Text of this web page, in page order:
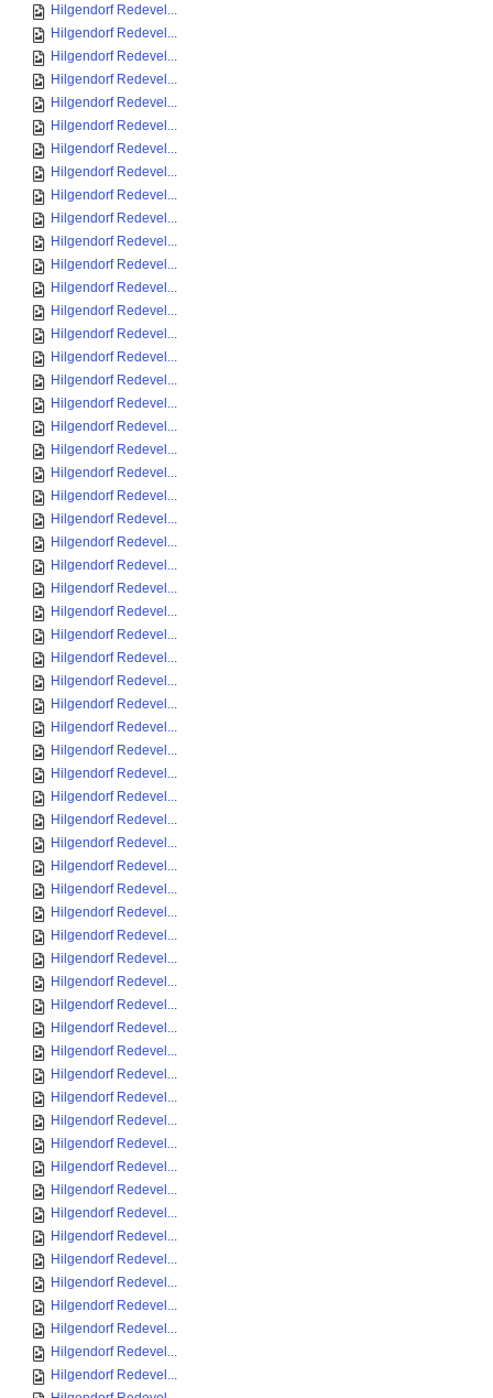
Hilgendorf Redevel...
Hilgendorf Redevel...
Hilgendorf Redevel...
Hilgendorf Redevel...
Hilgendorf Redevel...
Hilgendorf Redevel...
Hilgendorf Redevel...
Hilgendorf Redevel...
Hilgendorf Redevel...
Hilgendorf Redevel...
Hilgendorf Redevel...
Hilgendorf Redevel...
Hilgendorf Redevel...
Hilgendorf Redevel...
Hilgendorf Redevel...
Hilgendorf Redevel...
Hilgendorf Redevel...
Hilgendorf Redevel...
Hilgendorf Redevel...
Hilgendorf Redevel...
Hilgendorf Redevel...
Hilgendorf Redevel...
Hilgendorf Redevel...
Hilgendorf Redevel...
Hilgendorf Redevel...
Hilgendorf Redevel...
Hilgendorf Redevel...
Hilgendorf Redevel...
Hilgendorf Redevel...
Hilgendorf Redevel...
Hilgendorf Redevel...
Hilgendorf Redevel...
Hilgendorf Redevel...
Hilgendorf Redevel...
Hilgendorf Redevel...
Hilgendorf Redevel...
Hilgendorf Redevel...
Hilgendorf Redevel...
Hilgendorf Redevel...
Hilgendorf Redevel...
Hilgendorf Redevel...
Hilgendorf Redevel...
Hilgendorf Redevel...
Hilgendorf Redevel...
Hilgendorf Redevel...
Hilgendorf Redevel...
Hilgendorf Redevel...
Hilgendorf Redevel...
Hilgendorf Redevel...
Hilgendorf Redevel...
Hilgendorf Redevel...
Hilgendorf Redevel...
Hilgendorf Redevel...
Hilgendorf Redevel...
Hilgendorf Redevel...
Hilgendorf Redevel...
Hilgendorf Redevel...
Hilgendorf Redevel...
Hilgendorf Redevel...
Hilgendorf Redevel...